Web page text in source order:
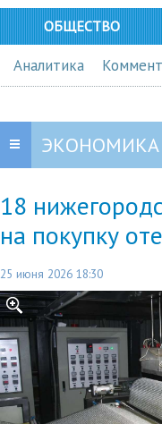
ОБЩЕСТВО
Аналитика
ЭКОНОМИКА
18
на покупку
25 июня 2026 18:30